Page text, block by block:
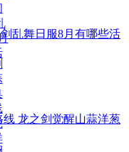
乱舞日服8月有哪些活
龙之剑觉醒山蒜洋葱